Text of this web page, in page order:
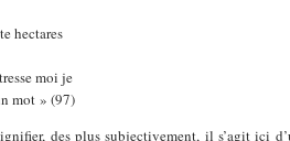
hectares
moi je
mot » (97)
des plus subjectivement, il s’agit ici